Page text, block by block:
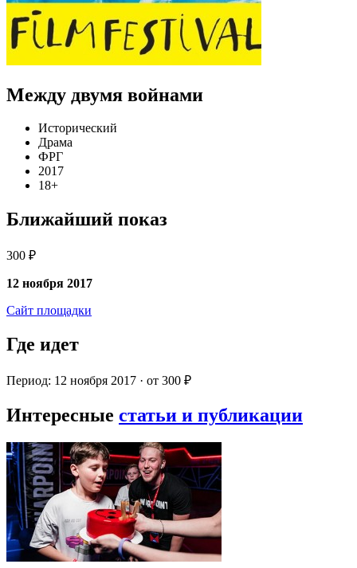
Между двумя войнами
Исторический
Драма
ФРГ
2017
18+
Ближайший показ
300 ₽
12 ноября 2017
Сайт площадки
Где идет
Период: 12 ноября 2017 · от 300 ₽
Интересные статьи и публикации